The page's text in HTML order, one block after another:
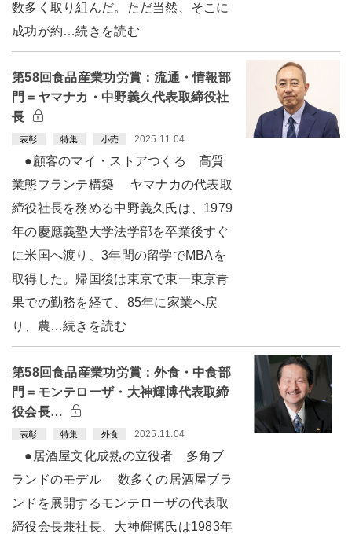
数多く取り組んだ。ただ当然、そこに
成功が約…続きを読む
第58回食品産業功労賞：流通・情報部
門＝ヤマナカ・中野義久代表取締役社
長
表彰 特集 小売 2025.11.04
●顧客のマイ・ストアつくる 高質
業態フランテ構築 ヤマナカの代表取
締役社長を務める中野義久氏は、1979
年の慶應義塾大学法学部を卒業後すぐ
に米国へ渡り、3年間の留学でMBAを
取得した。帰国後は東京で東一東京青
果での勤務を経て、85年に家業へ戻
り、農…続きを読む
第58回食品産業功労賞：外食・中食部
門＝モンテローザ・大神輝博代表取締
役会長…
表彰 特集 外食 2025.11.04
●居酒屋文化成熟の立役者 多角ブ
ランドのモデル 数多くの居酒屋ブラ
ンドを展開するモンテローザの代表取
締役会長兼社長、大神輝博氏は1983年